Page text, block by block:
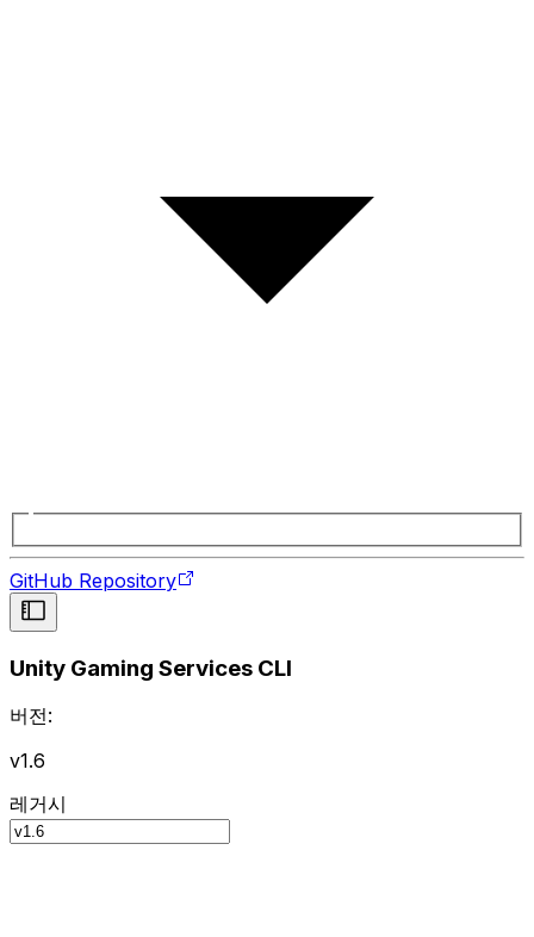
GitHub Repository
Unity Gaming Services CLI
버전:
v1.6
레거시